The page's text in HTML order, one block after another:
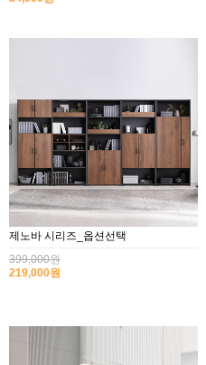
제노바 시리즈_옵션선택
399,000원
219,000원